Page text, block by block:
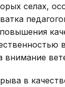
селах,
внимание
в